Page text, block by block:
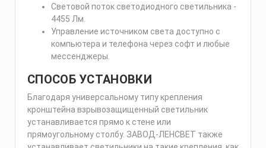
Световой поток светодиодного светильника -
4455 Лм.
Управление источником света доступно с
компьютера и телефона через софт и любые
мессенджеры.
СПОСОБ УСТАНОВКИ
Благодаря универсальному типу крепления
кронштейна взрывозащищенный светильник
устанавливается прямо к стене или
прямоугольному столбу. ЗАВОД-ЛЕНСВЕТ также